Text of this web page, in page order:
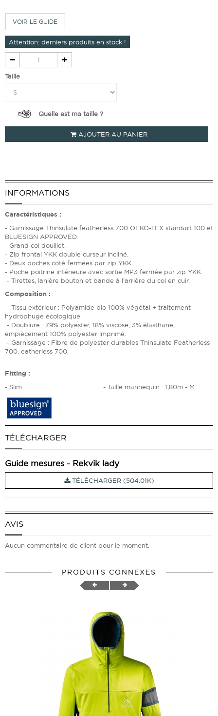
VOIR LE GUIDE
Attention: derniers produits en stock !
Taille
Quelle est ma taille ?
AJOUTER AU PANIER
INFORMATIONS
Caractéristiques :
- Garnissage Thinsulate featherless 700 OEKO-TEX standart 100 et
BLUESIGN APPROVED.
- Grand col douillet.
- Zip frontal YKK double curseur incliné.
- Deux poches coté fermées par zip YKK.
- Poche poitrine intérieure avec sortie MP3 fermée par zip YKK.
- Tirettes, lanière bouton et bande à l'arrière du col en cuir.
Composition :
- Tissu extérieur : Polyamide bio 100% végétal + traitement
hydrophuge écologique.
- Doublure : 79% polyester, 18% viscose, 3% élasthane,
empiècement 100% polyester imprimé.
- Garnissage : Fibre de polyester durables Thinsulate Featherless
700. eatherless 700.
Fitting :
- Slim. - Taille mannequin : 1,80m - M
TÉLÉCHARGER
Guide mesures - Rekvik lady
TÉLÉCHARGER (504.01K)
AVIS
Aucun commentaire de client pour le moment.
PRODUITS CONNEXES